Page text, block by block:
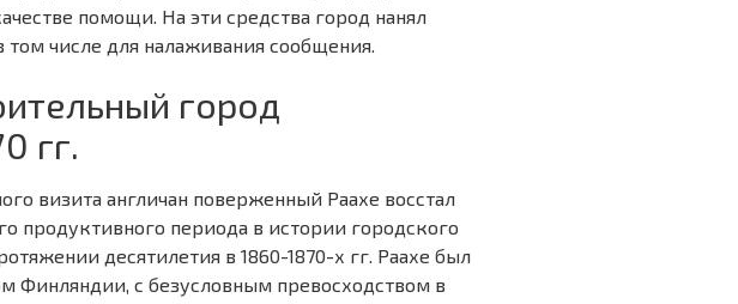
помощи. На эти средства город нанял
том числе для налаживания сообщения.
город
гг.
визита англичан поверженный Раахе восстал
продуктивного периода в истории городского
десятилетия в 1860-1870-х гг. Раахе был
Финляндии, с безусловным превосходством в